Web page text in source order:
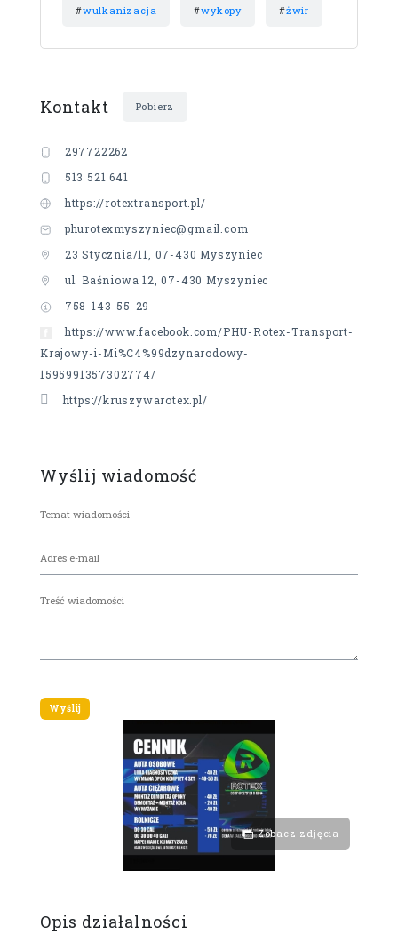
#wulkanizacja #wykopy #żwir
Kontakt Pobierz
297722262
513 521 641
https://rotextransport.pl/
phurotexmyszyniec@gmail.com
23 Stycznia/11, 07-430 Myszyniec
ul. Baśniowa 12, 07-430 Myszyniec
758-143-55-29
https://www.facebook.com/PHU-Rotex-Transport-
Krajowy-i-Mi%C4%99dzynarodowy-
1595991357302774/
https://kruszywarotex.pl/
Wyślij wiadomość
Zobacz zdjęcia
Opis działalności